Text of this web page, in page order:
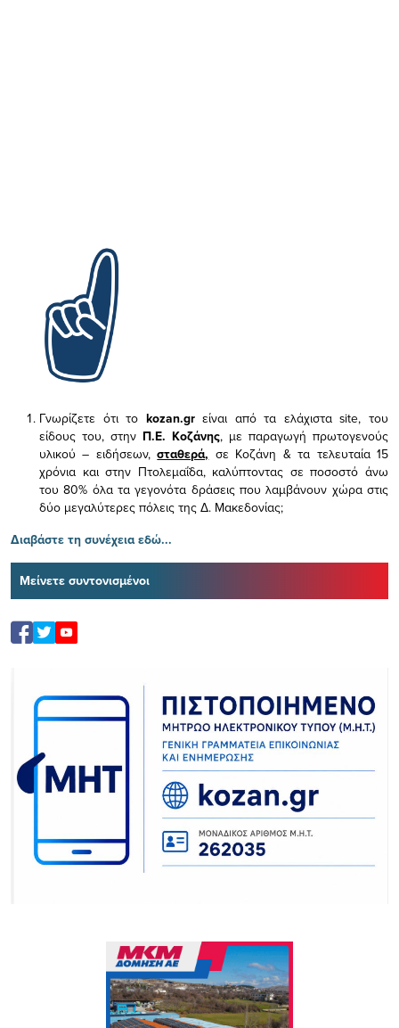
Γνωρίζετε ότι το kozan.gr είναι από τα ελάχισταsite, του
είδους του, στην Π.Ε. Κοζάνης, με παραγωγή πρωτογενούς
υλικού – ειδήσεων,σταθερά, σε Κοζάνη & τα τελευταία 15
χρόνια και στην Πτολεμαΐδα, καλύπτοντας σε ποσοστό άνω
του 80% όλα τα γεγονότα δράσεις που λαμβάνουν χώρα στις
δύο μεγαλύτερες πόλεις της Δ. Μακεδονίας;
Διαβάστε τη συνέχεια εδώ...
Μείνετε συντονισμένοι